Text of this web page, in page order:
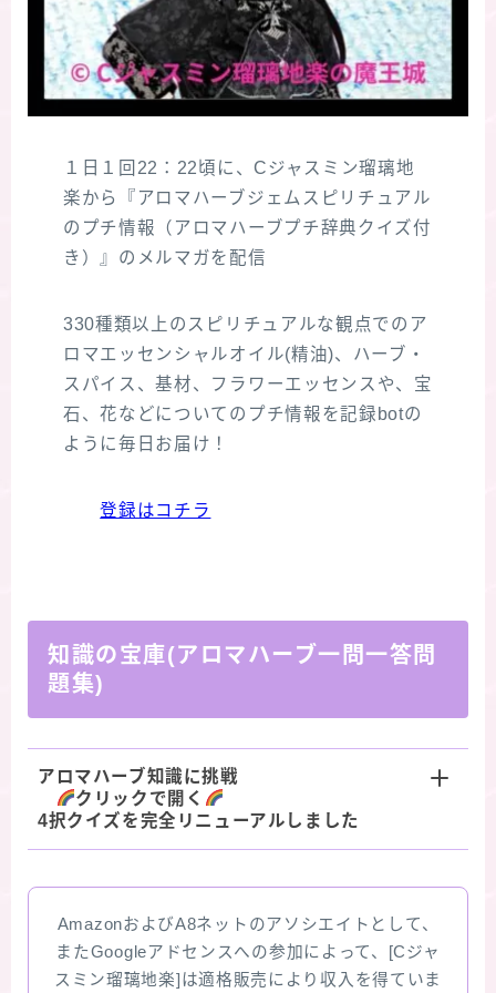
１日１回22：22頃に、Cジャスミン瑠璃地
楽から『アロマハーブジェムスピリチュアル
のプチ情報（アロマハーブプチ辞典クイズ付
き）』のメルマガを配信
330種類以上のスピリチュアルな観点でのア
ロマエッセンシャルオイル(精油)、ハーブ・
スパイス、基材、フラワーエッセンスや、宝
石、花などについてのプチ情報を記録botの
ように毎日お届け！
登録はコチラ
知識の宝庫(アロマハーブ一問一答問
題集)
アロマハーブ知識に挑戦
クリックで開く
4択クイズを完全リニューアルしました
AmazonおよびA8ネットのアソシエイトとして、
またGoogleアドセンスへの参加によって、[Cジャ
スミン瑠璃地楽]は適格販売により収入を得ていま